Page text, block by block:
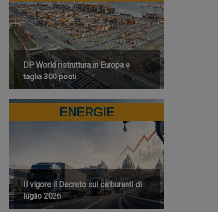
DP World ristruttura in Europa e
taglia 300 posti
ENERGIE
Il vigore il Decreto sui carburanti di
luglio 2026